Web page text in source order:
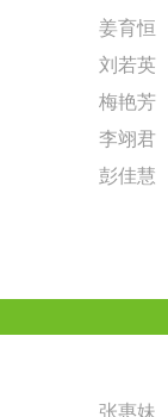
姜育恒
刘若英
梅艳芳
李翊君
彭佳慧
张惠妹